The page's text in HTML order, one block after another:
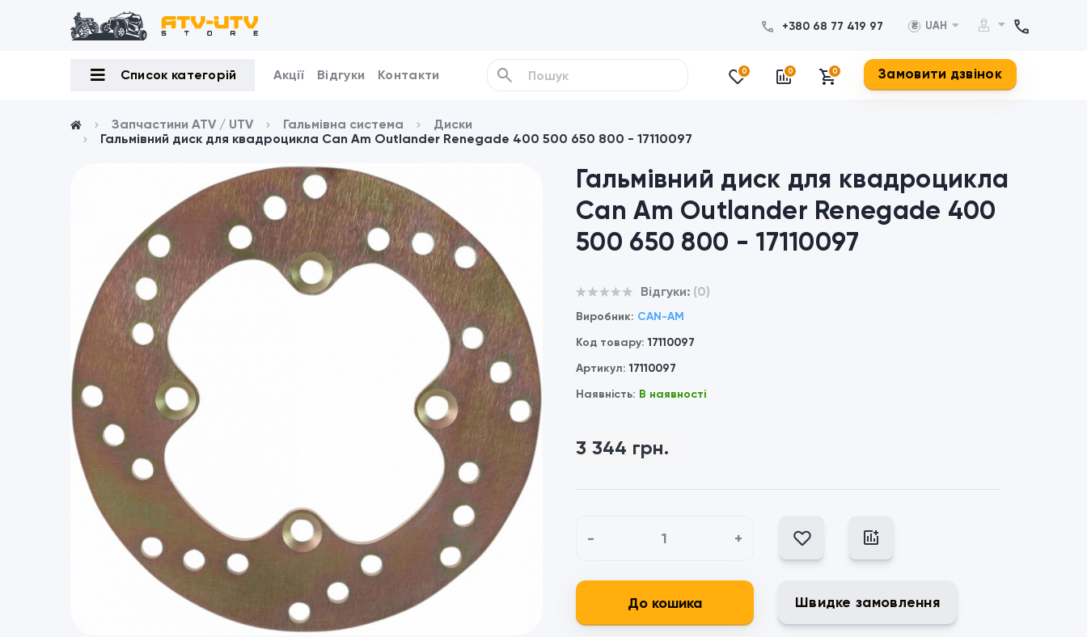
+380 68 77 419 97 ₴ UAH
Список категорій Акції Відгуки Контакти 0 0 0 Замовити дзвінок
Запчастини ATV / UTV Гальмівна система
Диски
Гальмівний диск для квадроцикла Can Am Outlander Renegade 400 500 650 800 - 17110097
Гальмівний диск для квадроцикла
Can Am Outlander Renegade 400
500 650 800 - 17110097
Відгуки: (0)
Виробник: CAN-AM
Код товару:17110097
Артикул:17110097
Наявність: В наявності
3 344 грн.
- +
До кошика Швидке замовлення